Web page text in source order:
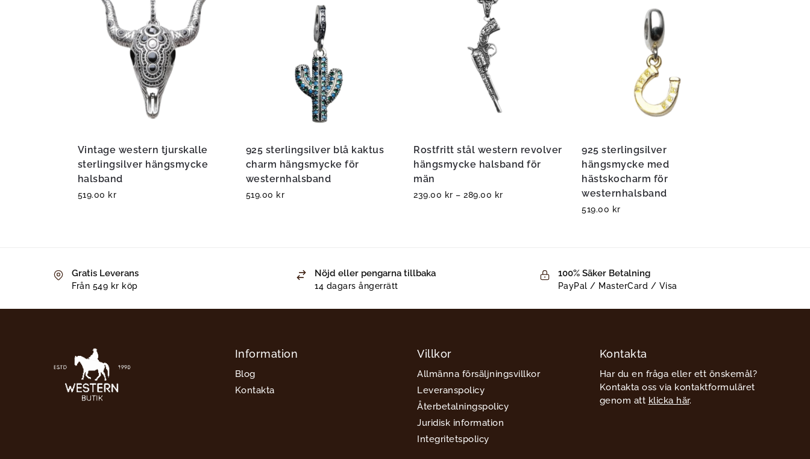
Vintage western tjurskalle
sterlingsilver hängsmycke
halsband
519.00 kr
925 sterlingsilver blå kaktus
charm hängsmycke för
westernhalsband
519.00 kr
Rostfritt stål western revolver
hängsmycke halsband för
män
239.00 kr – 289.00 kr
925 sterlingsilver
hängsmycke med
hästskocharm för
westernhalsband
519.00 kr
Gratis Leverans
Från 549 kr köp
Nöjd eller pengarna tillbaka
14 dagars ångerrätt
100% Säker Betalning
PayPal / MasterCard / Visa
Information
Blog
Kontakta
Villkor
Allmänna försäljningsvillkor
Leveranspolicy
Återbetalningspolicy
Juridisk information
Integritetspolicy
Kontakta
Har du en fråga eller ett önskemål?
Kontakta oss via kontaktformuläret
genom att klicka här.